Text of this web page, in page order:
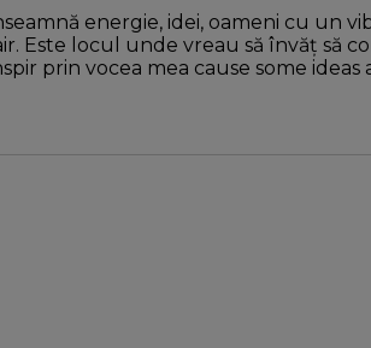
energie, idei, oameni cu un
Este locul unde vreau să învăț să
prin vocea mea cause some